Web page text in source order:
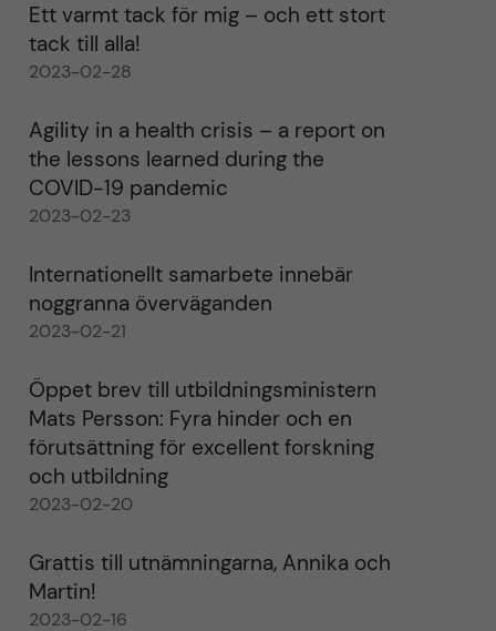
Ett varmt tack för mig – och ett stort
tack till alla!
2023-02-28
Agility in a health crisis – a report on
the lessons learned during the
COVID-19 pandemic
2023-02-23
Internationellt samarbete innebär
noggranna överväganden
2023-02-21
Öppet brev till utbildningsministern
Mats Persson: Fyra hinder och en
förutsättning för excellent forskning
och utbildning
2023-02-20
Grattis till utnämningarna, Annika och
Martin!
2023-02-16